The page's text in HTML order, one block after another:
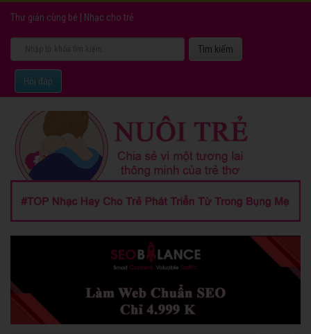
Thư giản cùng bé Nhạc cho trẻ
Hỏi đáp